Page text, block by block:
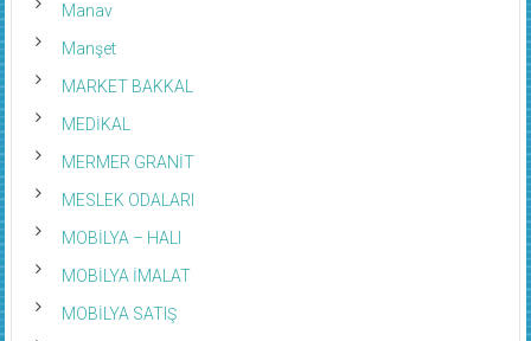
Manav
Manşet
MARKET BAKKAL
MEDİKAL
MERMER GRANİT
MESLEK ODALARI
MOBİLYA – HALI
MOBİLYA İMALAT
MOBİLYA SATIŞ